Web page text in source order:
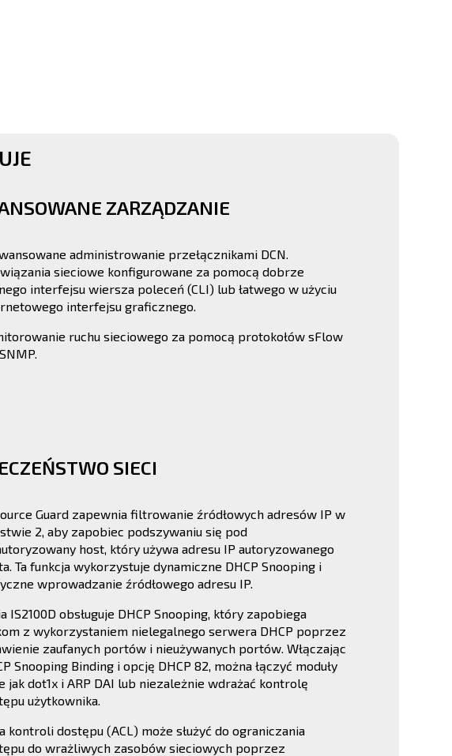
ZARZĄDZANIE
administrowanie przełącznikami DCN.
sieciowe konfigurowane za pomocą dobrze
interfejsu wiersza poleceń (CLI) lub łatwego w użyciu
interfejsu graficznego.
ruchu sieciowego za pomocą protokołów sFlow
SIECI
Guard zapewnia filtrowanie źródłowych adresów IP w
2, aby zapobiec podszywaniu się pod
host, który używa adresu IP autoryzowanego
Ta funkcja wykorzystuje dynamiczne DHCP Snooping i
wprowadzanie źródłowego adresu IP.
IS2100D obsługuje DHCP Snooping, który zapobiega
z wykorzystaniem nielegalnego serwera DHCP poprzez
zaufanych portów i nieużywanych portów. Włączając
Snooping Binding i opcję DHCP 82, można łączyć moduły
jak dot1x i ARP DAI lub niezależnie wdrażać kontrolę
użytkownika.
kontroli dostępu (ACL) może służyć do ograniczania
do wrażliwych zasobów sieciowych poprzez